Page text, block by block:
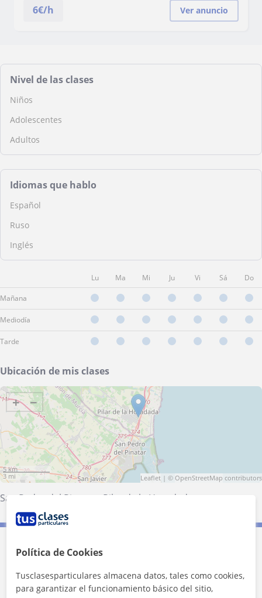
6€/h Ver anuncio
Nivel de las clases
Niños
Adolescentes
Adultos
Idiomas que hablo
Español
Ruso
Inglés
Lu Ma Mi Ju Vi Sá Do
Mañana
Mediodía
Tarde
Ubicación de mis clases
+ −
5 km
3 mi
Leaflet | © OpenStreetMap contributors
San Pedro del Pinatar Pilar de la Horadada
Contacta con Konstantin
Tarifa 6€/h
Política de Cookies
Tusclasesparticulares almacena datos, tales como cookies,
para garantizar el funcionamiento básico del sitio,